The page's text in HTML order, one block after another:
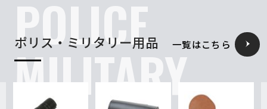
ポリス・ミリタリー用品
POLICE
MILITARY一覧はこちら